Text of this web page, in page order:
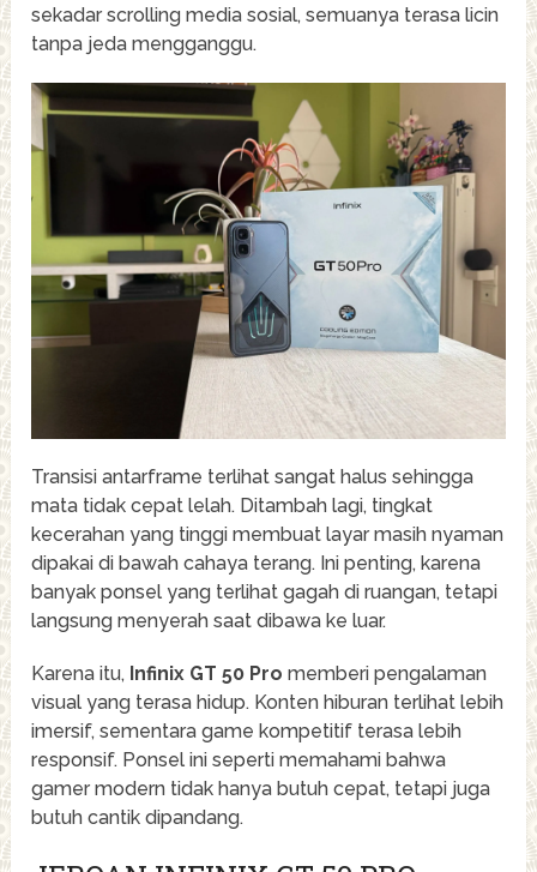
sekadar scrolling media sosial, semuanya terasa licin
tanpa jeda mengganggu.
Transisi antarframe terlihat sangat halus sehingga
mata tidak cepat lelah. Ditambah lagi, tingkat
kecerahan yang tinggi membuat layar masih nyaman
dipakai di bawah cahaya terang. Ini penting, karena
banyak ponsel yang terlihat gagah di ruangan, tetapi
langsung menyerah saat dibawa ke luar.
Karena itu, Infinix GT 50 Pro memberi pengalaman
visual yang terasa hidup. Konten hiburan terlihat lebih
imersif, sementara game kompetitif terasa lebih
responsif. Ponsel ini seperti memahami bahwa
gamer modern tidak hanya butuh cepat, tetapi juga
butuh cantik dipandang.